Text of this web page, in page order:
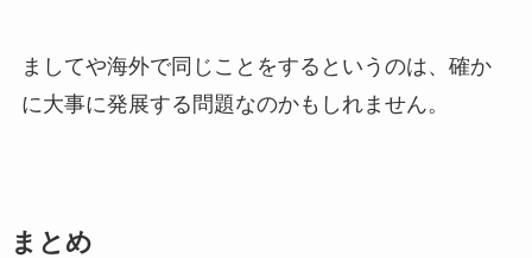
ましてや海外で同じことをするというのは、確か
に大事に発展する問題なのかもしれません。
まとめ